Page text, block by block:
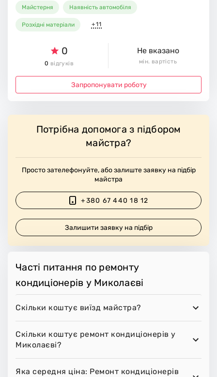
Майстерня Наявність автомобіля
Розхідні матеріали +11
0
0 відгуків
Не вказано
мін. вартість
Запропонувати роботу
Потрібна допомога з підбором
майстра?
Просто зателефонуйте, або залиште заявку на підбір
майстра
+380 67 440 18 12
Залишити заявку на підбір
Часті питання по ремонту
кондиціонерів у Миколаєві
Скільки коштує виїзд майстра?
Скільки коштує ремонт кондиціонерів у
Миколаєві?
Яка середня ціна: Ремонт кондиціонерів